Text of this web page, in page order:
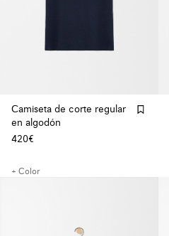
Camiseta de corte regular
en algodón
420€
+ Color